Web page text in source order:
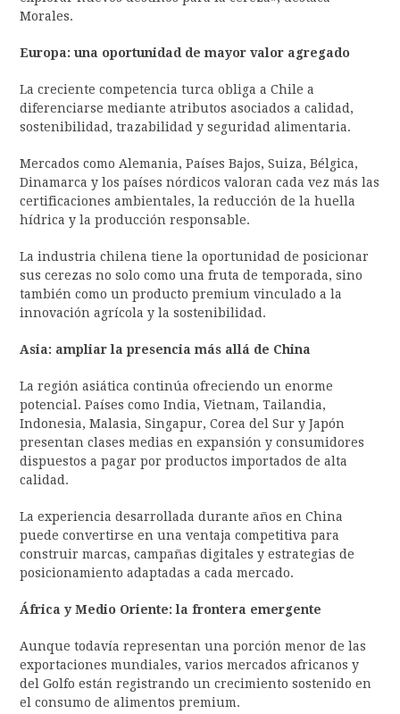
Morales.
Europa: una oportunidad de mayor valor agregado
La creciente competencia turca obliga a Chile a
diferenciarse mediante atributos asociados a calidad,
sostenibilidad, trazabilidad y seguridad alimentaria.
Mercados como Alemania, Países Bajos, Suiza, Bélgica,
Dinamarca y los países nórdicos valoran cada vez más las
certificaciones ambientales, la reducción de la huella
hídrica y la producción responsable.
La industria chilena tiene la oportunidad de posicionar
sus cerezas no solo como una fruta de temporada, sino
también como un producto premium vinculado a la
innovación agrícola y la sostenibilidad.
Asia: ampliar la presencia más allá de China
La región asiática continúa ofreciendo un enorme
potencial. Países como India, Vietnam, Tailandia,
Indonesia, Malasia, Singapur, Corea del Sur y Japón
presentan clases medias en expansión y consumidores
dispuestos a pagar por productos importados de alta
calidad.
La experiencia desarrollada durante años en China
puede convertirse en una ventaja competitiva para
construir marcas, campañas digitales y estrategias de
posicionamiento adaptadas a cada mercado.
África y Medio Oriente: la frontera emergente
Aunque todavía representan una porción menor de las
exportaciones mundiales, varios mercados africanos y
del Golfo están registrando un crecimiento sostenido en
el consumo de alimentos premium.